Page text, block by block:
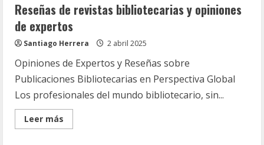
Reseñas de revistas bibliotecarias y opiniones
de expertos
Santiago Herrera 2 abril 2025
Opiniones de Expertos y Reseñas sobre
Publicaciones Bibliotecarias en Perspectiva Global
Los profesionales del mundo bibliotecario, sin...
Leer más
more